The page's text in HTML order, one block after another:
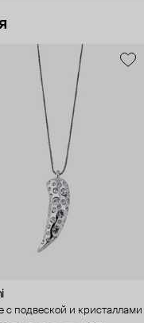
с подвеской и кристаллами